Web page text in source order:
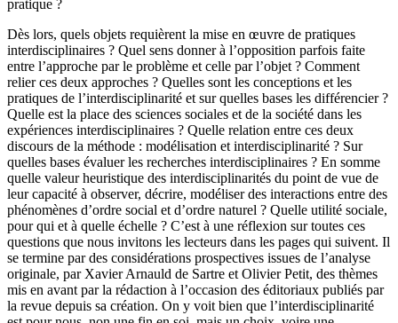
pratique ?
Dès lors, quels objets requièrent la mise en œuvre de pratiques
interdisciplinaires ? Quel sens donner à l’opposition parfois faite
entre l’approche par le problème et celle par l’objet ? Comment
relier ces deux approches ? Quelles sont les conceptions et les
pratiques de l’interdisciplinarité et sur quelles bases les différencier ?
Quelle est la place des sciences sociales et de la société dans les
expériences interdisciplinaires ? Quelle relation entre ces deux
discours de la méthode : modélisation et interdisciplinarité ? Sur
quelles bases évaluer les recherches interdisciplinaires ? En somme
quelle valeur heuristique des interdisciplinarités du point de vue de
leur capacité à observer, décrire, modéliser des interactions entre des
phénomènes d’ordre social et d’ordre naturel ? Quelle utilité sociale,
pour qui et à quelle échelle ? C’est à une réflexion sur toutes ces
questions que nous invitons les lecteurs dans les pages qui suivent. Il
se termine par des considérations prospectives issues de l’analyse
originale, par Xavier Arnauld de Sartre et Olivier Petit, des thèmes
mis en avant par la rédaction à l’occasion des éditoriaux publiés par
la revue depuis sa création. On y voit bien que l’interdisciplinarité